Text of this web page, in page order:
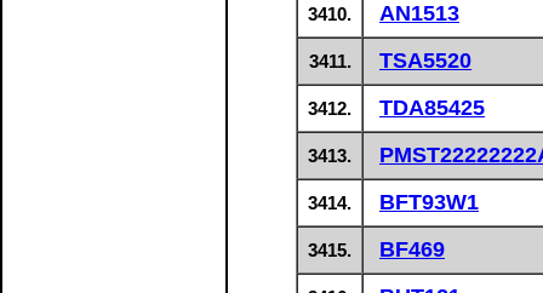
3410. AN1513
3411. TSA5520
3412. TDA85425
3413.
3414. BFT93W1
3415. BF469